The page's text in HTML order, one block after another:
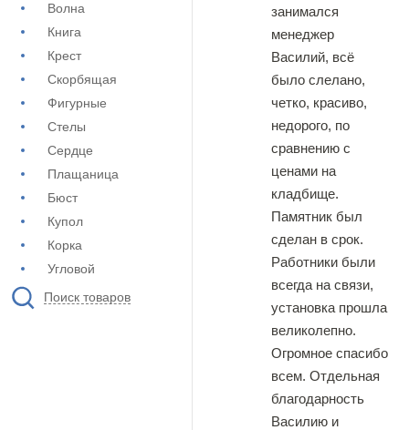
Волна
Книга
Крест
Скорбящая
Фигурные
Стелы
Сердце
Плащаница
Бюст
Купол
Корка
Угловой
Поиск товаров
занимался
менеджер
Василий, всё
было слелано,
четко, красиво,
недорого, по
сравнению с
ценами на
кладбище.
Памятник был
сделан в срок.
Работники были
всегда на связи,
установка прошла
великолепно.
Огромное спасибо
всем. Отдельная
благодарность
Василию и